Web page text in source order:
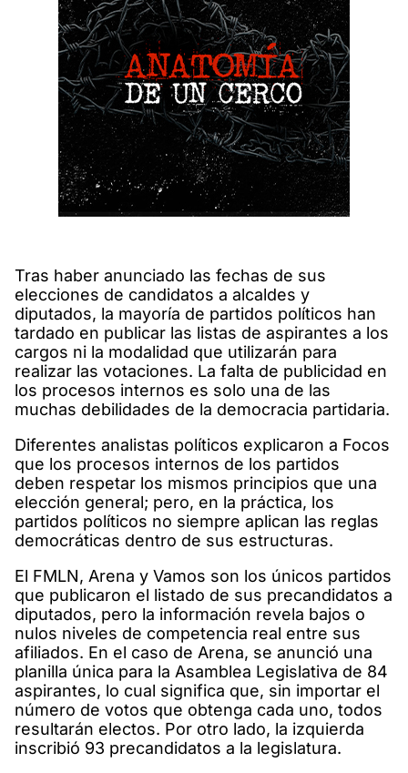
Tras haber anunciado las fechas de sus
elecciones de candidatos a alcaldes y
diputados, la mayoría de partidos políticos han
tardado en publicar las listas de aspirantes a los
cargos ni la modalidad que utilizarán para
realizar las votaciones. La falta de publicidad en
los procesos internos es solo una de las
muchas debilidades de la democracia partidaria.
Diferentes analistas políticos explicaron a Focos
que los procesos internos de los partidos
deben respetar los mismos principios que una
elección general; pero, en la práctica, los
partidos políticos no siempre aplican las reglas
democráticas dentro de sus estructuras.
El FMLN, Arena y Vamos son los únicos partidos
que publicaron el listado de sus precandidatos a
diputados, pero la información revela bajos o
nulos niveles de competencia real entre sus
afiliados. En el caso de Arena, se anunció una
planilla única para la Asamblea Legislativa de 84
aspirantes, lo cual significa que, sin importar el
número de votos que obtenga cada uno, todos
resultarán electos. Por otro lado, la izquierda
inscribió 93 precandidatos a la legislatura.